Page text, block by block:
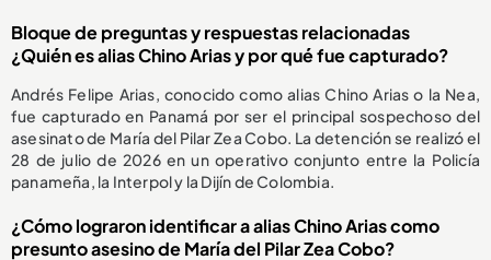
Bloque de preguntas y respuestas relacionadas
¿Quién es alias Chino Arias y por qué fue capturado?
Andrés Felipe Arias, conocido como alias Chino Arias o la Nea,
fue capturado en Panamá por ser el principal sospechoso del
asesinato de María del Pilar Zea Cobo. La detención se realizó el
28 de julio de 2026 en un operativo conjunto entre la Policía
panameña, la Interpol y la Dijín de Colombia.
¿Cómo lograron identificar a alias Chino Arias como
presunto asesino de María del Pilar Zea Cobo?